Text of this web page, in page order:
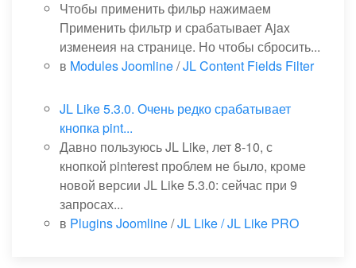
Чтобы применить фильр нажимаем
Применить фильтр и срабатывает Ajax
изменеия на странице. Но чтобы сбросить...
в Modules Joomline/JL Content Fields Filter
JL Like 5.3.0. Очень редко срабатывает
кнопка pint...
Давно пользуюсь JL Like, лет 8-10, с
кнопкой pinterest проблем не было, кроме
новой версии JL Like 5.3.0: сейчас при 9
запросах...
в Plugins Joomline/JL Like / JL Like PRO